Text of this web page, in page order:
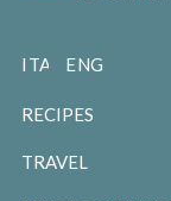
ITALIANOENGLISH
RECIPES
TRAVEL